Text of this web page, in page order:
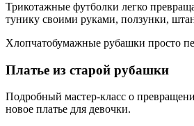
Трикотажные футболки легко
тунику своими руками, ползунки,
Хлопчатобумажные рубашки просто
Платье из старой рубашки
Подробный мастер-класс о
новое платье для девочки.